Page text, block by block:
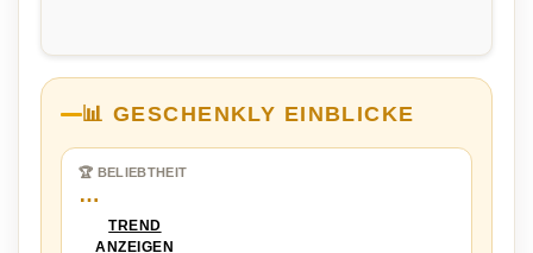
📊 GESCHENKLY EINBLICKE
🏆 BELIEBTHEIT
…
TREND
ANZEIGEN